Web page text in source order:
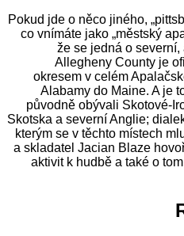
Pokud jde o něco jiného,
co vnímáte jako „městský
že se jedná o
Allegheny County je
okresem v celém
Alabamy do Maine. A je
původně obývali Skotové-
Skotska a severní Anglie;
kterým se v těchto místech
a skladatel Jacian Blaze
aktivit k hudbě a také o